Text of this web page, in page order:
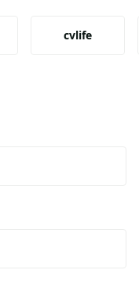
cvlife